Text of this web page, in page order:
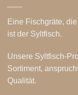
Eine Fischgräte,
ist der Syltfisch.
Unsere Syltfisch-
Sortiment,
Qualität.